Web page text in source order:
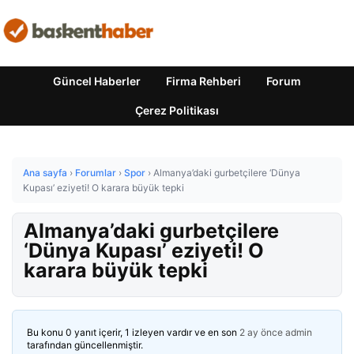
Güncel Haberler Firma Rehberi Forum
Çerez Politikası
Ana sayfa › Forumlar › Spor › Almanya’daki gurbetçilere ‘Dünya
Kupası’ eziyeti! O karara büyük tepki
Almanya’daki gurbetçilere
‘Dünya Kupası’ eziyeti! O
karara büyük tepki
Bu konu 0 yanıt içerir, 1 izleyen vardır ve en son 2 ay önce admin
tarafından güncellenmiştir.